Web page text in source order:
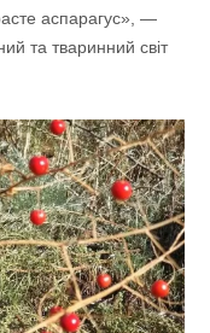
аспарагус», —
та тваринний світ